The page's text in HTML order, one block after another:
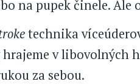
na pupek činele. Ale
technika
v libovolných
za sebou.